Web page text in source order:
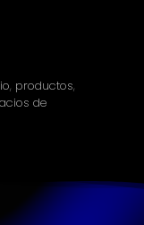
, productos,
de